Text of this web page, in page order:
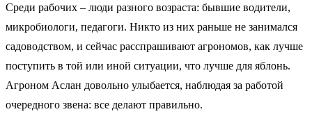
Среди рабочих – люди разного возраста: бывшие водители,
микробиологи, педагоги. Никто из них раньше не занимался
садоводством, и сейчас расспрашивают агрономов, как лучше
поступить в той или иной ситуации, что лучше для яблонь.
Агроном Аслан довольно улыбается, наблюдая за работой
очередного звена: все делают правильно.